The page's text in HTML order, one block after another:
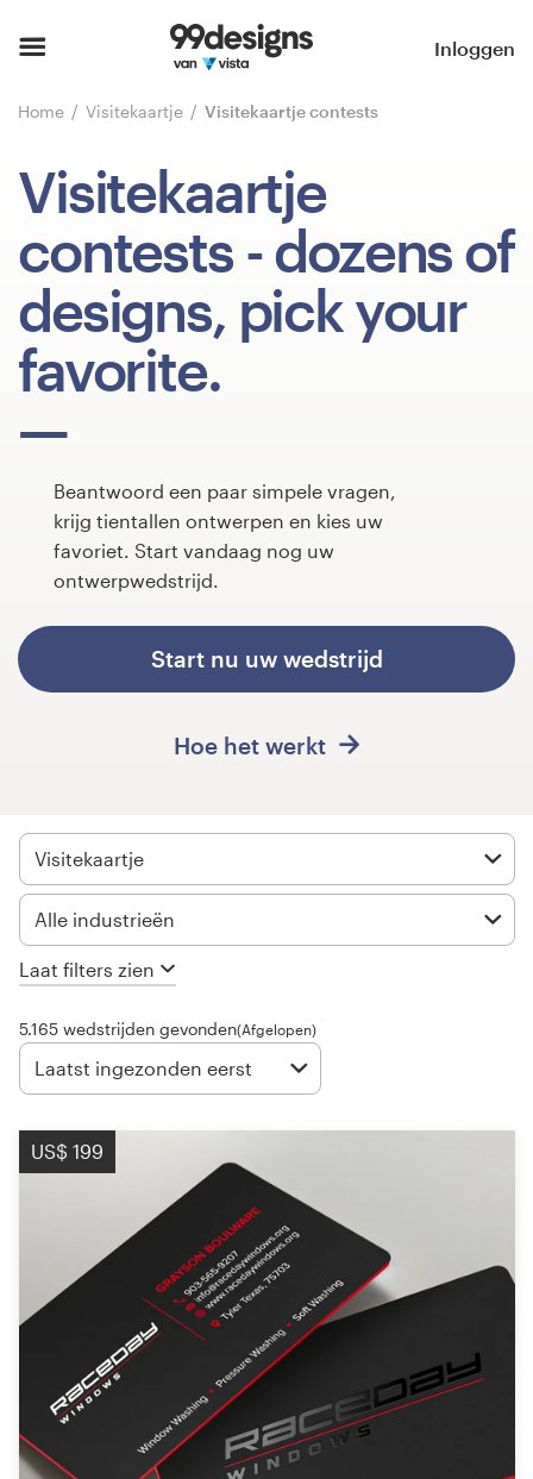
Inloggen
Home Visitekaartje Visitekaartje contests
Visitekaartje
contests - dozens of
designs, pick your
favorite.
Beantwoord een paar simpele vragen,
krijg tientallen ontwerpen en kies uw
favoriet. Start vandaag nog uw
ontwerpwedstrijd.
Start nu uw wedstrijd
Hoe het werkt
Visitekaartje
Alle industrieën
Laat filters zien
5.165 wedstrijden gevonden(Afgelopen)
Laatst ingezonden eerst
US$ 199
Blader door categorieën
Hoe het werkt
Inspiratie
99designs Pro
Ontwerpwedstrijden
1-op-1 projecten
Vind een designer
99designs Studio
Ontvang
een
ontwerp
Logo-ontwerp
Webdesign
Blader door alle categorieën
Klantenservice
+49 30 568 377 84